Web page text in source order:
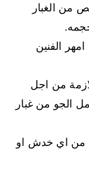
من الغبار
الفنين
من اجل
الجو من غبار
من اي خدش او